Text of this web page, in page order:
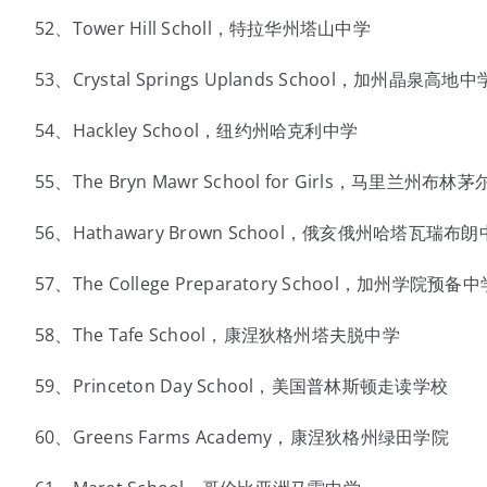
52、Tower Hill Scholl，特拉华州塔山中学
53、Crystal Springs Uplands School，加州晶泉高地中
54、Hackley School，纽约州哈克利中学
55、The Bryn Mawr School for Girls，马里兰州布林茅
56、Hathawary Brown School，俄亥俄州哈塔瓦瑞布朗
57、The College Preparatory School，加州学院预备中
58、The Tafe School，康涅狄格州塔夫脱中学
59、Princeton Day School，美国普林斯顿走读学校
60、Greens Farms Academy，康涅狄格州绿田学院